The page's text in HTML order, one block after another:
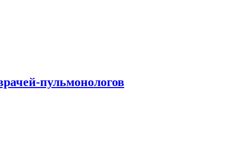
пульмонологов